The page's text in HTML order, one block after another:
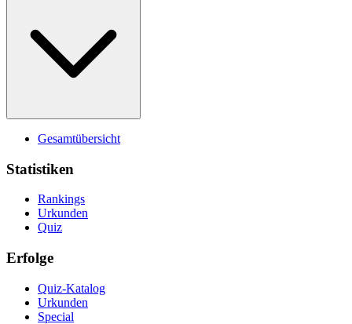
Gesamtübersicht
Statistiken
Rankings
Urkunden
Quiz
Erfolge
Quiz-Katalog
Urkunden
Special